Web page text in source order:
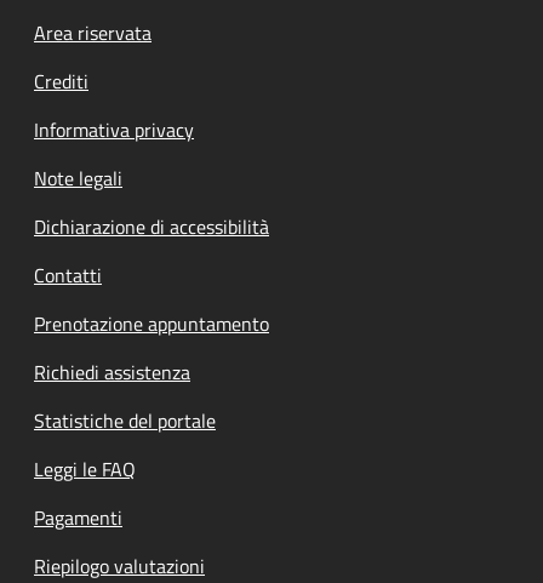
Footer menu
Area riservata
Crediti
Informativa privacy
Note legali
Dichiarazione di accessibilità
Contatti
Prenotazione appuntamento
Richiedi assistenza
Statistiche del portale
Leggi le FAQ
Pagamenti
Riepilogo valutazioni